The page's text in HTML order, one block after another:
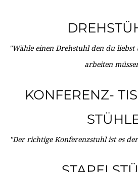
"Wähle einen Drehstuhl den du
arbeiten
KONFERENZ-
"Der richtige Konferenzstuhl ist es